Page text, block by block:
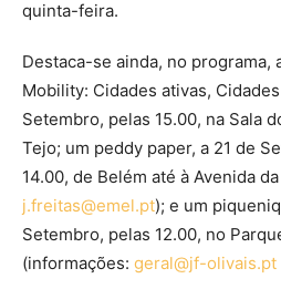
quinta-feira.
Destaca-se ainda, no programa,
Mobility: Cidades ativas,
Setembro, pelas 15.00, na Sala
Tejo; um peddy paper, a 21 de
14.00, de Belém até à Avenida
j.freitas@emel.pt); e um
Setembro, pelas 12.00, no
(informações: geral@jf-olivais.pt